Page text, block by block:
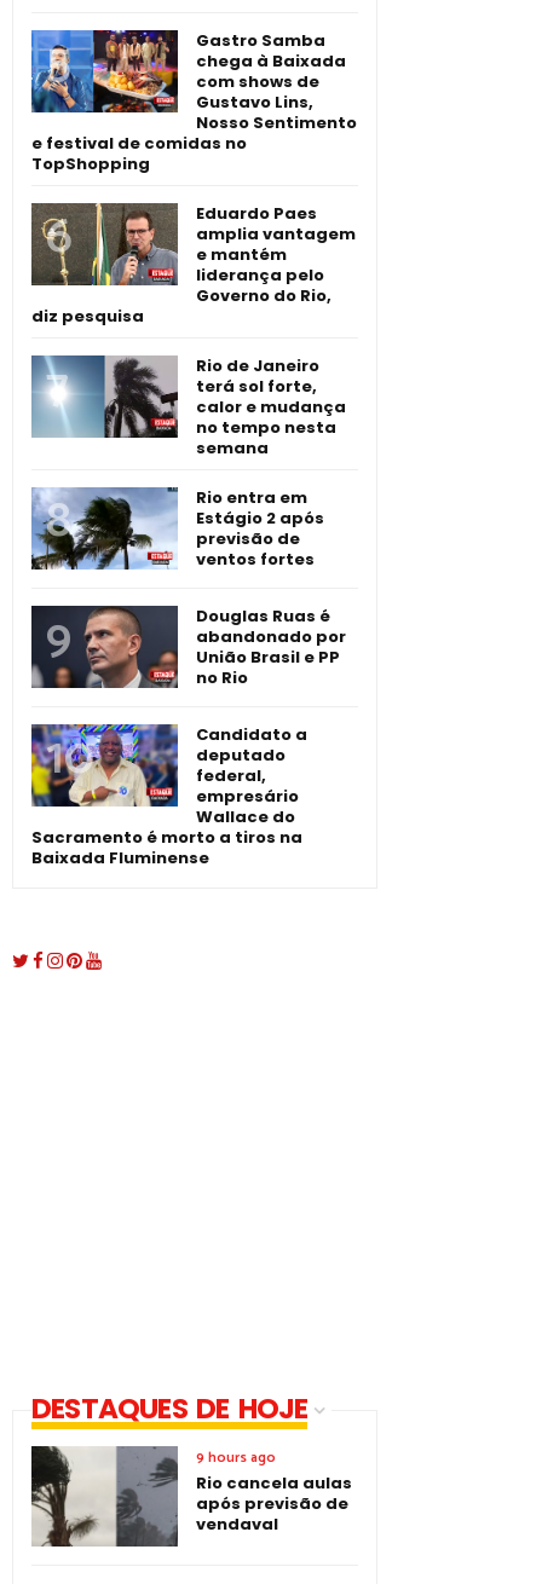
Gastro Samba
chega à Baixada
com shows de
Gustavo Lins,
Nosso Sentimento
e festival de comidas no
TopShopping
Eduardo Paes
amplia vantagem
e mantém
liderança pelo
Governo do Rio,
diz pesquisa
Rio de Janeiro
terá sol forte,
calor e mudança
no tempo nesta
semana
Rio entra em
Estágio 2 após
previsão de
ventos fortes
Douglas Ruas é
abandonado por
União Brasil e PP
no Rio
Candidato a
deputado
federal,
empresário
Wallace do
Sacramento é morto a tiros na
Baixada Fluminense
DESTAQUES DE HOJE
9 hours ago
Rio cancela aulas
após previsão de
vendaval